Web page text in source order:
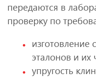
передаются в
проверку по
изготовление
эталонов и их
упругость